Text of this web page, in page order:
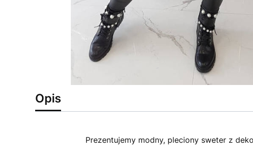
Opis
Prezentujemy modny, pleciony sweter z